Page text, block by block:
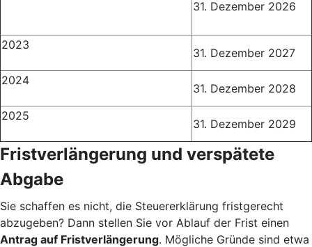
31. Dezember 2026
2023
31. Dezember 2027
2024
31. Dezember 2028
2025
31. Dezember 2029
Fristverlängerung und verspätete
Abgabe
Sie schaffen es nicht, die Steuererklärung fristgerecht
abzugeben? Dann stellen Sie vor Ablauf der Frist einen
Antrag auf Fristverlängerung. Mögliche Gründe sind etwa